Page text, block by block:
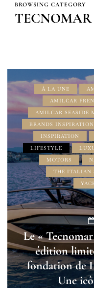
BROWSING CATEGORY
TECNOMAR
À LA UNE
AMILCAR
AMILCAR SEASIDE
BRANDS
INSPIRATION
LIFESTYLE
MOTORS
THE ITALIAN
Le «
édition
fondation de
Une